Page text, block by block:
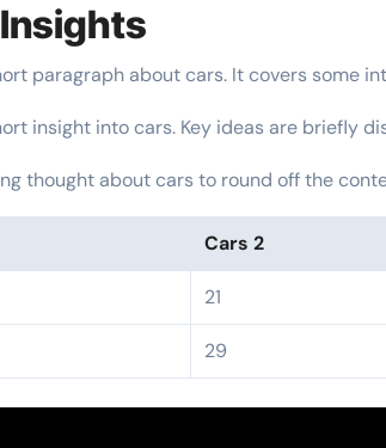
paragraph about cars. It covers some
insight into cars. Key ideas are briefly
thought about cars to round off the
Cars 2
21
29